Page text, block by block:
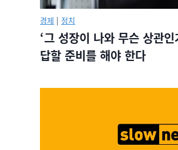
경제 | 정치
‘그 성장이 나와 무슨 상관인
답할 준비를 해야 한다